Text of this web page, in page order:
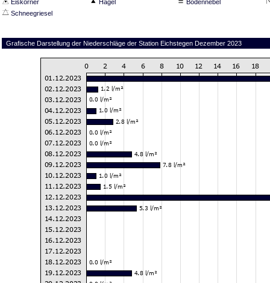
Eiskörner
Hagel
Bodennebel
Schneegriesel
Grafische Darstellung der Niederschläge der Station Eichstegen Dezember 2023